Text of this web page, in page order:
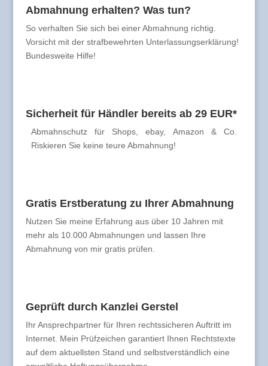
Abmahnung erhalten? Was tun?
So verhalten Sie sich bei einer Abmahnung richtig.
Vorsicht mit der strafbewehrten Unterlassungserklärung!
Bundesweite Hilfe!
Sicherheit für Händler bereits ab 29 EUR*
Abmahnschutz für Shops, ebay, Amazon & Co.
Riskieren Sie keine teure Abmahnung!
Gratis Erstberatung zu Ihrer Abmahnung
Nutzen Sie meine Erfahrung aus über 10 Jahren mit
mehr als 10.000 Abmahnungen und lassen Ihre
Abmahnung von mir gratis prüfen.
Geprüft durch Kanzlei Gerstel
Ihr Ansprechpartner für Ihren rechtssicheren Auftritt im
Internet. Mein Prüfzeichen garantiert Ihnen Rechtstexte
auf dem aktuellsten Stand und selbstverständlich eine